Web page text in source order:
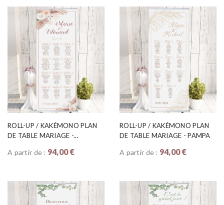
ROLL-UP / KAKÉMONO PLAN
DE TABLE MARIAGE -...
A partir de : 94,00 €
ROLL-UP / KAKÉMONO PLAN
DE TABLE MARIAGE - PAMPA
A partir de : 94,00 €